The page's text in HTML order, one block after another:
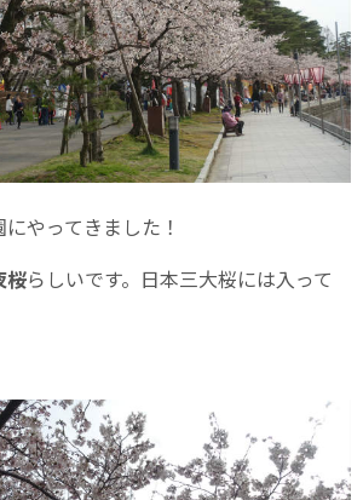
やってきました！
桜らしいです。日本三大桜には入って